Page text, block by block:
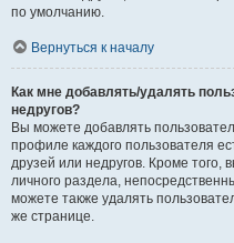
по умолчанию.
Вернуться к началу
Как мне добавлять/удалять
недругов?
Вы можете добавлять
профиле каждого пользователя
друзей или недругов. Кроме того,
личного раздела,
можете также удалять
же странице.